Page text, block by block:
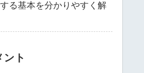
る基本を分かりやすく解
ント